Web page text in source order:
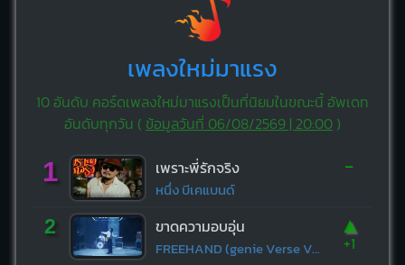
เพลงใหม่มาแรง
10 อันดับ คอร์ดเพลงใหม่มาแรงเป็นที่นิยมในขณะนี้ อัพเดท
อันดับทุกวัน ( ข้อมูลวันที่ 06/08/2569 | 20:00)
1 เพราะพี่รักจริง
หนึ่ง บีเคแบนด์
-
2 ขาดความอบอุ่น
FREEHAND (genie Verse Vol.1)
▲
+1